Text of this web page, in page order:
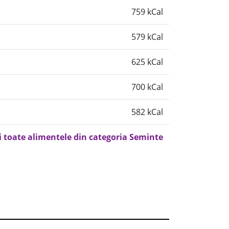
759 kCal
579 kCal
625 kCal
700 kCal
582 kCal
toate alimentele din categoria Seminte